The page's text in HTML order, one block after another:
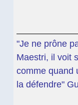
"Je ne prône
Maestri, il voit
comme quand
la défendre"